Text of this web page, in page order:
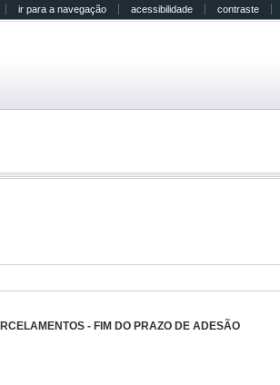
ir para a navegação acessibilidade contraste
- FIM DO PRAZO DE ADESÃO